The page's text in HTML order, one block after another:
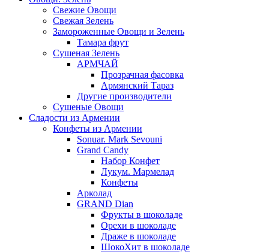
Свежие Овощи
Свежая Зелень
Замороженные Овощи и Зелень
Тамара фрут
Сушеная Зелень
АРМЧАЙ
Прозрачная фасовка
Армянский Тараз
Другие производители
Сушеные Овощи
Сладости из Армении
Конфеты из Армении
Sonuar. Mark Sevouni
Grand Candy
Набор Конфет
Лукум. Мармелад
Конфеты
Арколад
GRAND Dian
Фрукты в шоколаде
Орехи в шоколаде
Драже в шоколаде
ШокоХит в шоколаде